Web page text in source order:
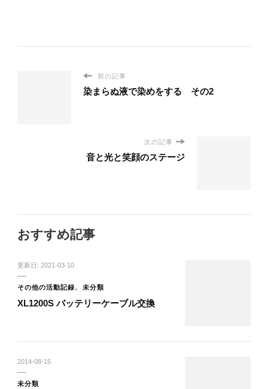
前の記事
染まらぬ液で染めをする その2
次の記事
音と光と笑顔のステージ
おすすめ記事
更新日: 2021-03-10
その他の活動記録 未分類
XL1200S バッテリーケーブル交換
2014-08-15
未分類